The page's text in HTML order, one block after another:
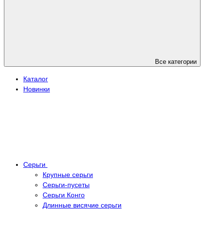
Все категории
Каталог
Новинки
Серьги
Крупные серьги
Серьги-пусеты
Серьги Конго
Длинные висячие серьги